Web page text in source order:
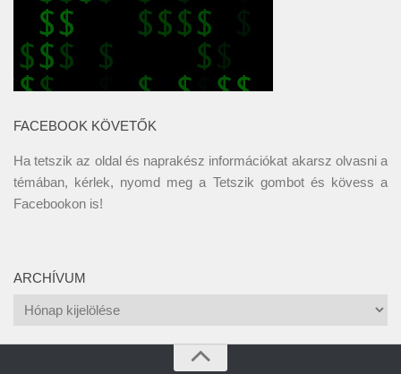
FACEBOOK KÖVETŐK
Ha tetszik az oldal és naprakész információkat akarsz olvasni a
témában, kérlek, nyomd meg a Tetszik gombot és kövess a
Facebookon is!
ARCHÍVUM
Archívum